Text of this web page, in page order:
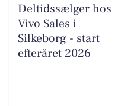
Deltidssælger hos
Vivo Sales i
Silkeborg - start
efteråret 2026